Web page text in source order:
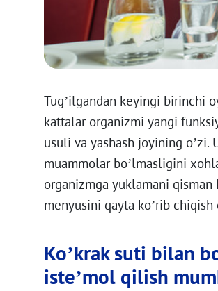
Tug’ilgandan keyingi birinchi
kattalar organizmi yangi
usuli va yashash joyining o’zi.
muammolar bo’lmasligini
organizmga yuklamani
menyusini qayta ko’rib chiqish
Ko’krak suti bilan
iste’mol qilish